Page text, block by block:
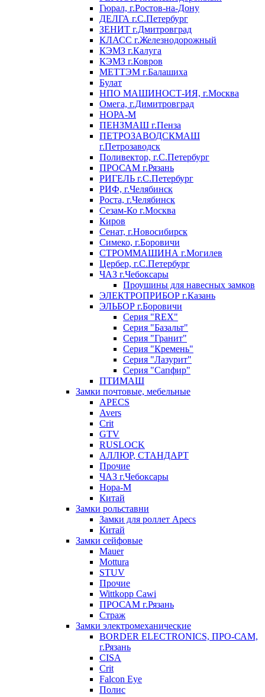
Гюрал, г.Ростов-на-Дону
ДЕЛГА г.С.Петербург
ЗЕНИТ г.Дмитровград
КЛАСС г.Железнодорожный
КЭМЗ г.Калуга
КЭМЗ г.Ковров
МЕТТЭМ г.Балашиха
Булат
НПО МАШИНОСТ-ИЯ, г.Москва
Омега, г.Димитровград
НОРА-М
ПЕНЗМАШ г.Пенза
ПЕТРОЗАВОДСКМАШ
г.Петрозаводск
Поливектор, г.С.Петербург
ПРОСАМ г.Рязань
РИГЕЛЬ г.С.Петербург
РИФ, г.Челябинск
Роста, г.Челябинск
Сезам-Ко г.Москва
Киров
Сенат, г.Новосибирск
Симеко, г.Боровичи
СТРОММАШИНА г.Могилев
Цербер, г.С.Петербург
ЧАЗ г.Чебоксары
Проушины для навесных замков
ЭЛЕКТРОПРИБОР г.Казань
ЭЛЬБОР г.Боровичи
Серия "REX"
Серия "Базальт"
Серия "Гранит"
Серия "Кремень"
Серия "Лазурит"
Серия "Сапфир"
ПТИМАШ
Замки почтовые, мебельные
APECS
Avers
Crit
GTV
RUSLOCK
АЛЛЮР, СТАНДАРТ
Прочие
ЧАЗ г.Чебоксары
Нора-М
Китай
Замки рольставни
Замки для роллет Apecs
Китай
Замки сейфовые
Mauer
Mottura
STUV
Прочие
Wittkopp Cawi
ПРОСАМ г.Рязань
Страж
Замки электромеханические
BORDER ELECTRONICS, ПРО-САМ,
г.Рязань
CISA
Crit
Falcon Eye
Полис